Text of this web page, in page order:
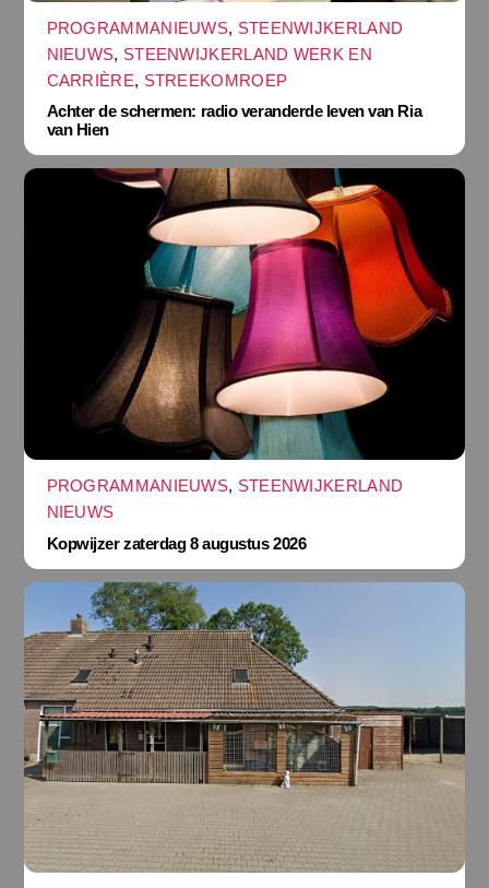
PROGRAMMANIEUWS, STEENWIJKERLAND
NIEUWS, STEENWIJKERLAND WERK EN
CARRIÈRE, STREEKOMROEP
Achter de schermen: radio veranderde leven van Ria
van Hien
PROGRAMMANIEUWS, STEENWIJKERLAND
NIEUWS
Kopwijzer zaterdag 8 augustus 2026